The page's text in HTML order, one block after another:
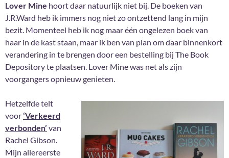
Lover Mine hoort daar natuurlijk niet bij. De boeken van
J.R.Ward heb ik immers nog niet zo ontzettend lang in mijn
bezit. Momenteel heb ik nog maar één ongelezen boek van
haar in de kast staan, maar ik ben van plan om daar binnenkort
verandering in te brengen door een bestelling bij The Book
Depository te plaatsen. Lover Mine was net als zijn
voorgangers opnieuw genieten.
Hetzelfde telt
voor‘Verkeerd
verbonden’ van
Rachel Gibson.
Mijn allereerste